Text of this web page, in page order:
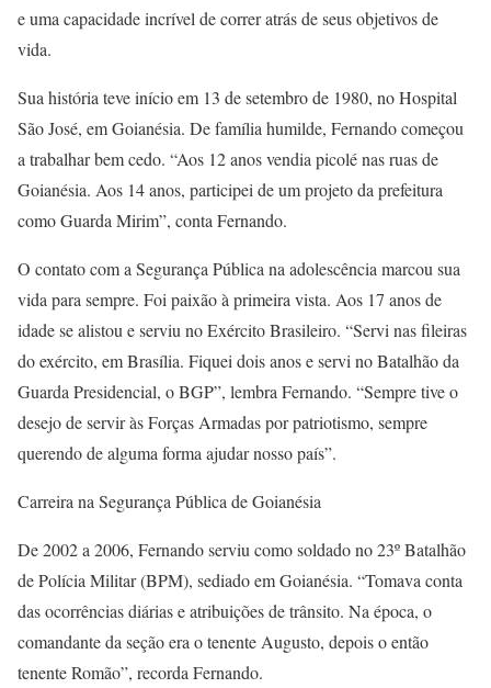
e uma capacidade incrível de correr atrás de seus objetivos de
vida.
Sua história teve início em 13 de setembro de 1980, no Hospital
São José, em Goianésia. De família humilde, Fernando começou
a trabalhar bem cedo. “Aos 12 anos vendia picolé nas ruas de
Goianésia. Aos 14 anos, participei de um projeto da prefeitura
como Guarda Mirim”, conta Fernando.
O contato com a Segurança Pública na adolescência marcou sua
vida para sempre. Foi paixão à primeira vista. Aos 17 anos de
idade se alistou e serviu no Exército Brasileiro. “Servi nas fileiras
do exército, em Brasília. Fiquei dois anos e servi no Batalhão da
Guarda Presidencial, o BGP”, lembra Fernando. “Sempre tive o
desejo de servir às Forças Armadas por patriotismo, sempre
querendo de alguma forma ajudar nosso país”.
Carreira na Segurança Pública de Goianésia
De 2002 a 2006, Fernando serviu como soldado no 23º Batalhão
de Polícia Militar (BPM), sediado em Goianésia. “Tomava conta
das ocorrências diárias e atribuições de trânsito. Na época, o
comandante da seção era o tenente Augusto, depois o então
tenente Romão”, recorda Fernando.